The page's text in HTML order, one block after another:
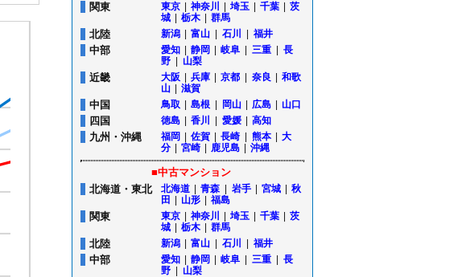
関東 東京 神奈川 埼玉 千葉
茨
城
栃木 群馬
北陸 新潟 富山 石川 福井
中部 愛知 静岡 岐阜 三重
長
野
山梨
近畿 大阪 兵庫 京都 奈良
和歌
山
滋賀
中国 鳥取 島根 岡山 広島 山口
四国 徳島 香川 愛媛 高知
九州・沖縄 福岡 佐賀 長崎 熊本
大
分
宮崎 鹿児島 沖縄
■中古マンション
北海道・東北
北海道 青森 岩手 宮城
秋
田
山形 福島
関東 東京 神奈川 埼玉 千葉
茨
城
栃木 群馬
北陸 新潟 富山 石川 福井
中部 愛知 静岡 岐阜 三重
長
野
山梨